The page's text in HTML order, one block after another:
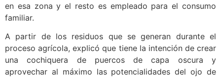
en esa zona y el resto es empleado para el consumo
familiar.
A partir de los residuos que se generan durante el
proceso agrícola, explicó que tiene la intención de crear
una cochiquera de puercos de capa oscura y
aprovechar al máximo las potencialidades del ojo de